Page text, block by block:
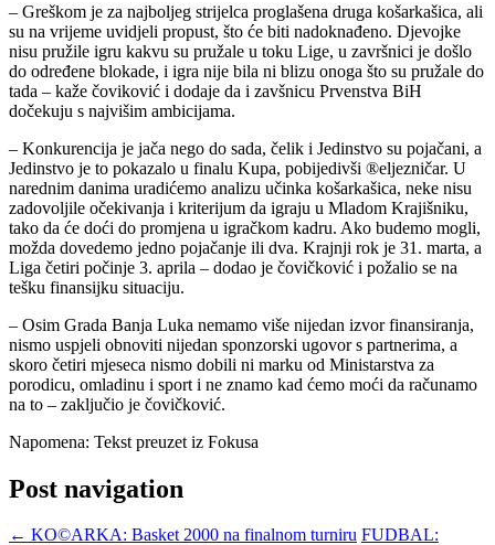
– Greškom je za najboljeg strijelca proglašena druga košarkašica, ali
su na vrijeme uvidjeli propust, što će biti nadoknađeno. Djevojke
nisu pružile igru kakvu su pružale u toku Lige, u završnici je došlo
do određene blokade, i igra nije bila ni blizu onoga što su pružale do
tada – kaže čoviković i dodaje da i zavšnicu Prvenstva BiH
dočekuju s najvišim ambicijama.
– Konkurencija je jača nego do sada, čelik i Jedinstvo su pojačani, a
Jedinstvo je to pokazalo u finalu Kupa, pobijedivši ®eljezničar. U
narednim danima uradićemo analizu učinka košarkašica, neke nisu
zadovoljile očekivanja i kriterijum da igraju u Mladom Krajišniku,
tako da će doći do promjena u igračkom kadru. Ako budemo mogli,
možda dovedemo jedno pojačanje ili dva. Krajnji rok je 31. marta, a
Liga četiri počinje 3. aprila – dodao je čovičković i požalio se na
tešku finansijku situaciju.
– Osim Grada Banja Luka nemamo više nijedan izvor finansiranja,
nismo uspjeli obnoviti nijedan sponzorski ugovor s partnerima, a
skoro četiri mjeseca nismo dobili ni marku od Ministarstva za
porodicu, omladinu i sport i ne znamo kad ćemo moći da računamo
na to – zaključio je čovičković.
Napomena: Tekst preuzet iz Fokusa
Post navigation
← KO©ARKA: Basket 2000 na finalnom turniru FUDBAL: